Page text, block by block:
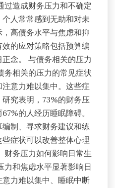
过造成财务压力和不确定
人常常感到无助和对未
高债务水平与焦虑和抑
的应对策略包括预算编
念。 与债务相关的压力
务相关的压力的常见症状
意力难以集中。这些症
究表明，73%的财务压
的人经历睡眠障碍。
制、寻求财务建议和练
症状可以改善整体心理
财务压力如何影响日常生
力和焦虑水平显著影响日
力难以集中、睡眠中断